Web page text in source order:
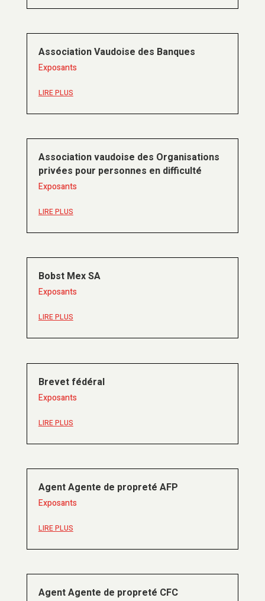
Association Vaudoise des Banques
Exposants
LIRE PLUS
Association vaudoise des Organisations
privées pour personnes en difficulté
Exposants
LIRE PLUS
Bobst Mex SA
Exposants
LIRE PLUS
Brevet fédéral
Exposants
LIRE PLUS
Agent Agente de propreté AFP
Exposants
LIRE PLUS
Agent Agente de propreté CFC